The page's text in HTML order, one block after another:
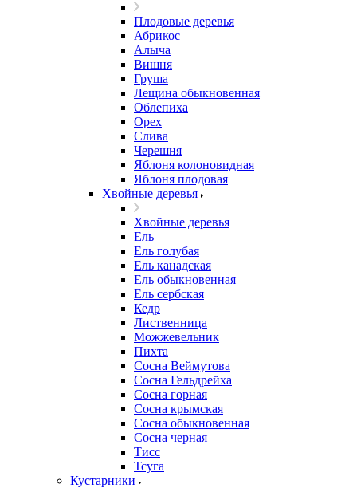
Плодовые деревья
Абрикос
Алыча
Вишня
Груша
Лещина обыкновенная
Облепиха
Орех
Слива
Черешня
Яблоня колоновидная
Яблоня плодовая
Хвойные деревья
Хвойные деревья
Ель
Ель голубая
Ель канадская
Ель обыкновенная
Ель сербская
Кедр
Лиственница
Можжевельник
Пихта
Сосна Веймутова
Сосна Гельдрейха
Сосна горная
Сосна крымская
Сосна обыкновенная
Сосна черная
Тисс
Тсуга
Кустарники